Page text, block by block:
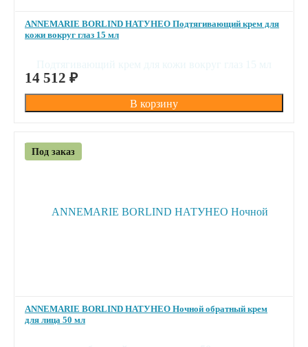
ANNEMARIE BORLIND НАТУНЕО Подтягивающий крем для
кожи вокруг глаз 15 мл
14 512 ₽
Под заказ
ANNEMARIE BORLIND НАТУНЕО Ночной обратный крем
для лица 50 мл